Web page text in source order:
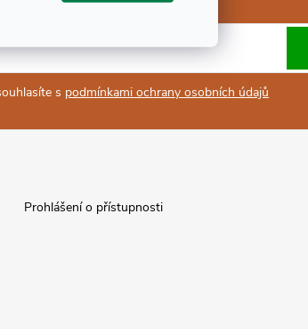
s podmínkami ochrany osobních údajů
Prohlášení o přístupnosti